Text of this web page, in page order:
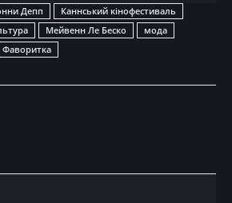
Депп
Каннський кінофестиваль
Мейвенн Ле Беско
мода
Фаворитка